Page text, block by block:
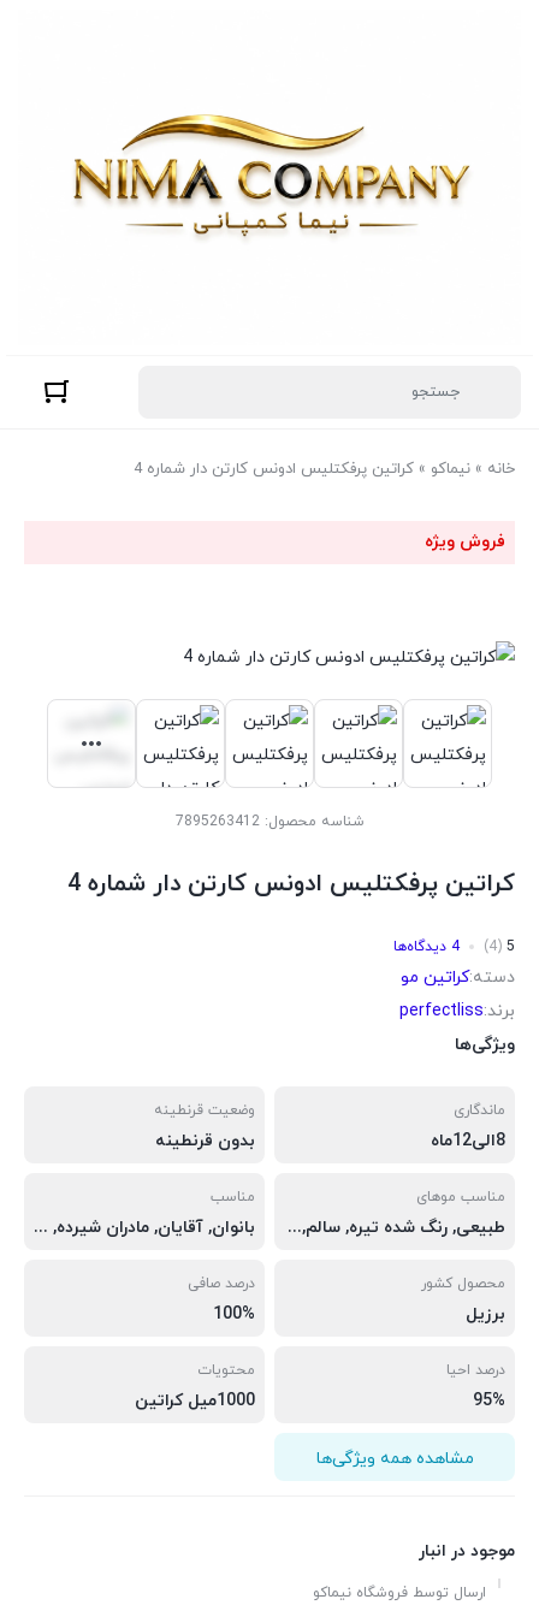
خانه » نیماکو » کراتین پرفکتلیس ادونس کارتن دار شماره 4
فروش ویژه
شناسه محصول:7895263412
کراتین پرفکتلیس ادونس کارتن دار شماره 4
5
(4) 4 دیدگاه‌ها
دسته:کراتین مو
برند:perfectliss
ویژگی‌ها
ماندگاری
8الی12ماه
وضعیت قرنطینه
بدون قرنطینه
مناسب موهای
طبیعی, رنگ شده تیره, سالم, فر آفریقایی, ضخیم
مناسب
بانوان, آقایان, مادران شیرده, بانوان باردار
محصول کشور
برزیل
درصد صافی
100%
درصد احیا
95%
محتویات
1000میل کراتین
مشاهده همه ویژگی‌ها
موجود در انبار
ارسال توسط فروشگاه نیماکو